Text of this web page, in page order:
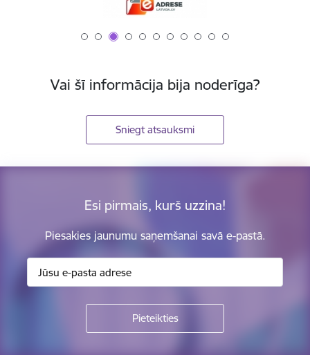
Vai šī informācija bija noderīga?
Sniegt atsauksmi
Esi pirmais, kurš uzzina!
Piesakies jaunumu saņemšanai savā e-pastā.